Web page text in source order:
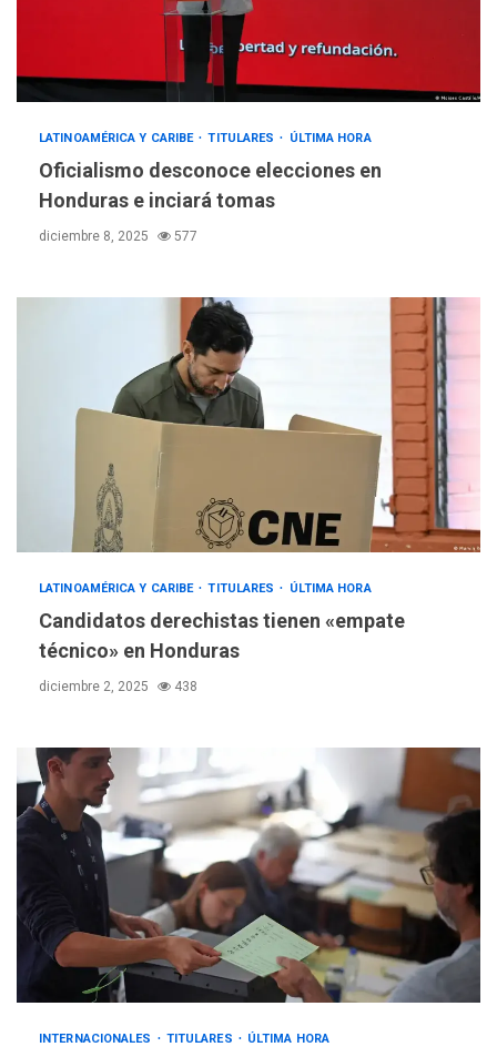
LATINOAMÉRICA Y CARIBE TITULARES ÚLTIMA HORA
Oficialismo desconoce elecciones en
Honduras e inciará tomas
diciembre 8, 2025 577
LATINOAMÉRICA Y CARIBE TITULARES ÚLTIMA HORA
Candidatos derechistas tienen «empate
técnico» en Honduras
diciembre 2, 2025 438
INTERNACIONALES TITULARES ÚLTIMA HORA